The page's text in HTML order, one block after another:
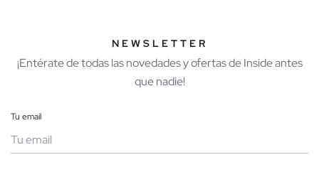
NEWSLETTER
¡Entérate de todas las novedades y ofertas de Inside antes
que nadie!
Tu email